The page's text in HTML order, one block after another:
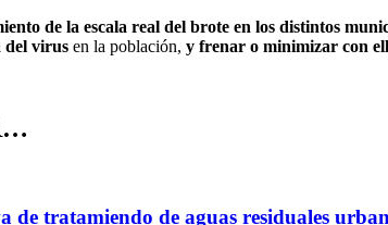
de la escala real del brote en los distintos
del virus en la población, y frenar o minimizar con
tratamiendo de aguas residuales